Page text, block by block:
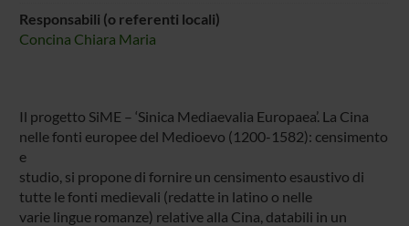
Responsabili (o referenti locali)
Concina Chiara Maria
Il progetto SiME – ‘Sinica Mediaevalia Europaea’. La Cina
nelle fonti europee del Medioevo (1200-1582): censimento
e
studio, si propone di fornire un censimento esaustivo di
tutte le fonti medievali (redatte in latino o nelle
varie lingue romanze) relative alla Cina, databili in un